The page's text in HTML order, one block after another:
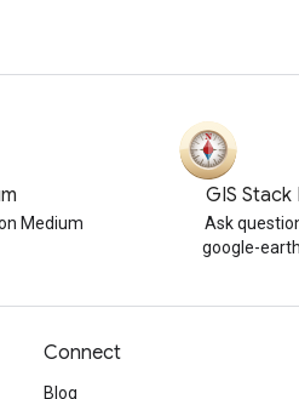
Medium
GIS Stack
Ask
google-
Connect
Blog